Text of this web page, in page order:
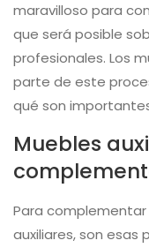
maravilloso para
que será posible
profesionales. Los
parte de este
qué son
Muebles
Para
auxiliares, son